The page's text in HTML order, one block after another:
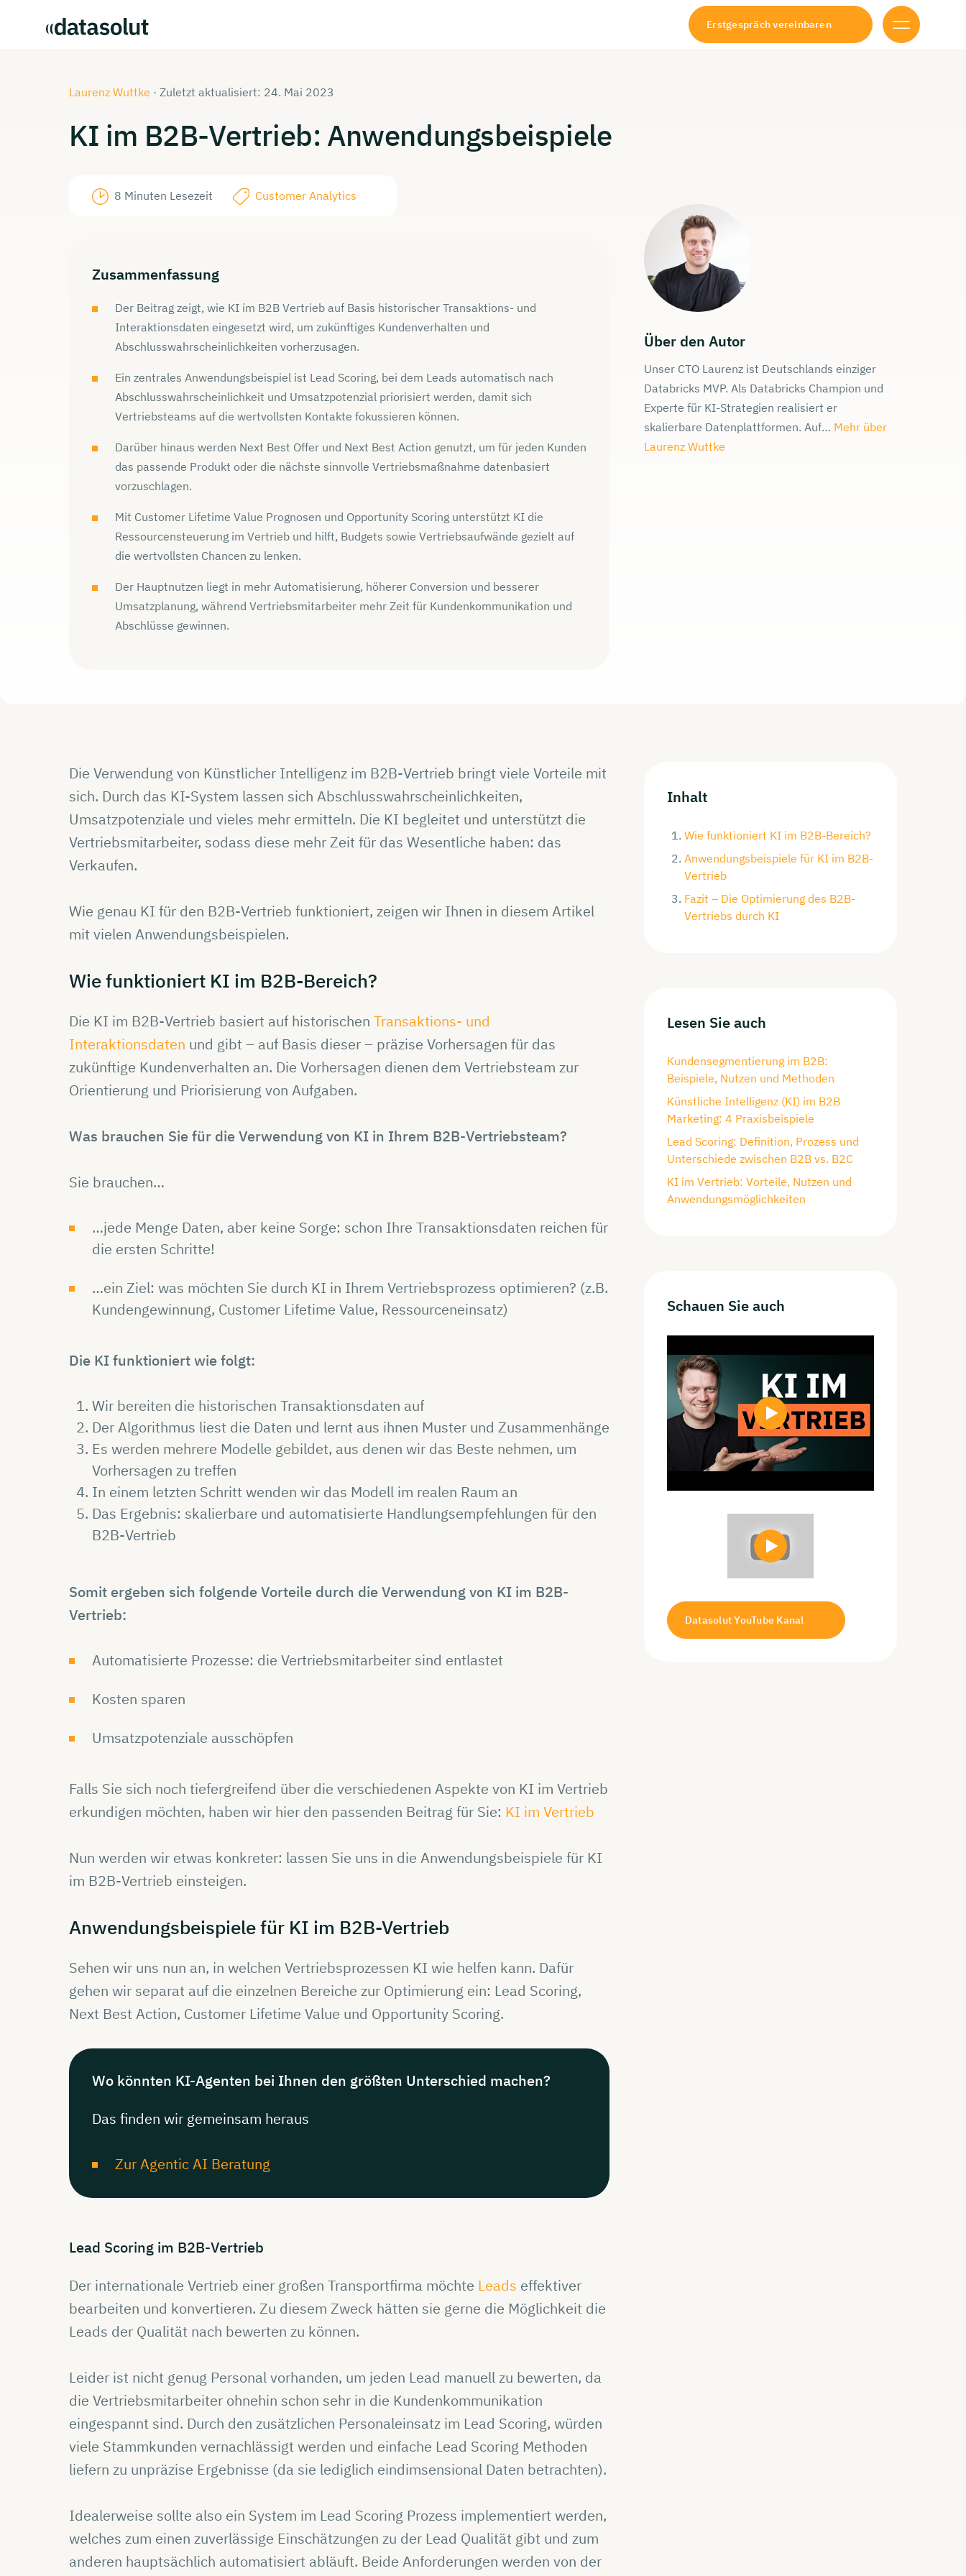
Erstgespräch vereinbaren
Laurenz Wuttke · Zuletzt aktualisiert: 24. Mai 2023
KI im B2B-Vertrieb: Anwendungsbeispiele
8 Minuten Lesezeit Customer Analytics
Zusammenfassung
Der Beitrag zeigt, wie KI im B2B Vertrieb auf Basis historischer Transaktions- und
Interaktionsdaten eingesetzt wird, um zukünftiges Kundenverhalten und
Abschlusswahrscheinlichkeiten vorherzusagen.
Ein zentrales Anwendungsbeispiel ist Lead Scoring, bei dem Leads automatisch nach
Abschlusswahrscheinlichkeit und Umsatzpotenzial priorisiert werden, damit sich
Vertriebsteams auf die wertvollsten Kontakte fokussieren können.
Darüber hinaus werden Next Best Offer und Next Best Action genutzt, um für jeden Kunden
das passende Produkt oder die nächste sinnvolle Vertriebsmaßnahme datenbasiert
vorzuschlagen.
Mit Customer Lifetime Value Prognosen und Opportunity Scoring unterstützt KI die
Ressourcensteuerung im Vertrieb und hilft, Budgets sowie Vertriebsaufwände gezielt auf
die wertvollsten Chancen zu lenken.
Der Hauptnutzen liegt in mehr Automatisierung, höherer Conversion und besserer
Umsatzplanung, während Vertriebsmitarbeiter mehr Zeit für Kundenkommunikation und
Abschlüsse gewinnen.
Über den Autor
Unser CTO Laurenz ist Deutschlands einziger
Databricks MVP. Als Databricks Champion und
Experte für KI-Strategien realisiert er
skalierbare Datenplattformen. Auf… Mehr über
Laurenz Wuttke
Die Verwendung von Künstlicher Intelligenz im B2B-Vertrieb bringt viele Vorteile mit
sich. Durch das KI-System lassen sich Abschlusswahrscheinlichkeiten,
Umsatzpotenziale und vieles mehr ermitteln. Die KI begleitet und unterstützt die
Vertriebsmitarbeiter, sodass diese mehr Zeit für das Wesentliche haben: das
Verkaufen.
Wie genau KI für den B2B-Vertrieb funktioniert, zeigen wir Ihnen in diesem Artikel
mit vielen Anwendungsbeispielen.
Wiefunktioniert KI im B2B-Bereich?
Die KI im B2B-Vertrieb basiert auf historischen Transaktions- und
Interaktionsdaten und gibt – auf Basis dieser – präzise Vorhersagen für das
zukünftige Kundenverhalten an. Die Vorhersagen dienen dem Vertriebsteam zur
Orientierung und Priorisierung von Aufgaben.
Was brauchen Sie für die Verwendung von KI in Ihrem B2B-Vertriebsteam?
Sie brauchen…
…jede Menge Daten, aber keine Sorge: schon Ihre Transaktionsdaten reichen für
die ersten Schritte!
…ein Ziel: was möchten Sie durch KI in Ihrem Vertriebsprozess optimieren? (z.B.
Kundengewinnung, Customer Lifetime Value, Ressourceneinsatz)
Die KI funktioniert wie folgt:
Wir bereiten die historischen Transaktionsdaten auf
Der Algorithmus liest die Daten und lernt aus ihnen Muster und Zusammenhänge
Es werden mehrere Modelle gebildet, aus denen wir das Beste nehmen, um
Vorhersagen zu treffen
In einem letzten Schritt wenden wir das Modell im realen Raum an
Das Ergebnis: skalierbare und automatisierte Handlungsempfehlungen für den
B2B-Vertrieb
Somit ergeben sich folgende Vorteile durch die Verwendung von KI im B2B-
Vertrieb:
Automatisierte Prozesse: die Vertriebsmitarbeiter sind entlastet
Kosten sparen
Umsatzpotenziale ausschöpfen
Falls Sie sich noch tiefergreifend über die verschiedenen Aspekte von KI im Vertrieb
erkundigen möchten, haben wir hier den passenden Beitrag für Sie: KI im Vertrieb
Nun werden wir etwas konkreter: lassen Sie uns in die Anwendungsbeispiele für KI
im B2B-Vertrieb einsteigen.
Anwendungsbeispielefür KI im B2B-Vertrieb
Sehen wir uns nun an, in welchen Vertriebsprozessen KI wie helfen kann. Dafür
gehen wir separat auf die einzelnen Bereiche zur Optimierung ein: Lead Scoring,
Next Best Action, Customer Lifetime Value und Opportunity Scoring.
Wo könnten KI-Agenten bei Ihnen den größten Unterschied machen?
Das finden wir gemeinsam heraus
Zur Agentic AI Beratung
Lead Scoring im B2B-Vertrieb
Der internationale Vertrieb einer großen Transportfirma möchte Leads effektiver
bearbeiten und konvertieren. Zu diesem Zweck hätten sie gerne die Möglichkeit die
Leads der Qualität nach bewerten zu können.
Leider ist nicht genug Personal vorhanden, um jeden Lead manuell zu bewerten, da
die Vertriebsmitarbeiter ohnehin schon sehr in die Kundenkommunikation
eingespannt sind. Durch den zusätzlichen Personaleinsatz im Lead Scoring, würden
viele Stammkunden vernachlässigt werden und einfache Lead Scoring Methoden
liefern zu unpräzise Ergebnisse (da sie lediglich eindimsensional Daten betrachten).
Idealerweise sollte also ein System im Lead Scoring Prozess implementiert werden,
welches zum einen zuverlässige Einschätzungen zu der Lead Qualität gibt und zum
anderen hauptsächlich automatisiert abläuft. Beide Anforderungen werden von der
Inhalt
Wie funktioniert KI im B2B-Bereich?
Anwendungsbeispiele für KI im B2B-
Vertrieb
Fazit – Die Optimierung des B2B-
Vertriebs durch KI
Lesen Sie auch
Kundensegmentierung im B2B:
Beispiele, Nutzen und Methoden
Künstliche Intelligenz (KI) im B2B
Marketing: 4 Praxisbeispiele
Lead Scoring: Definition, Prozess und
Unterschiede zwischen B2B vs. B2C
KI im Vertrieb: Vorteile, Nutzen und
Anwendungsmöglichkeiten
Schauen Sie auch
Datasolut YouTube Kanal